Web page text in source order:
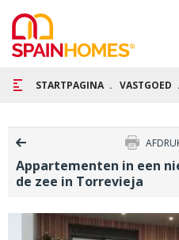
STARTPAGINA VASTGOED
Appartementen in een
de zee in Torrevieja